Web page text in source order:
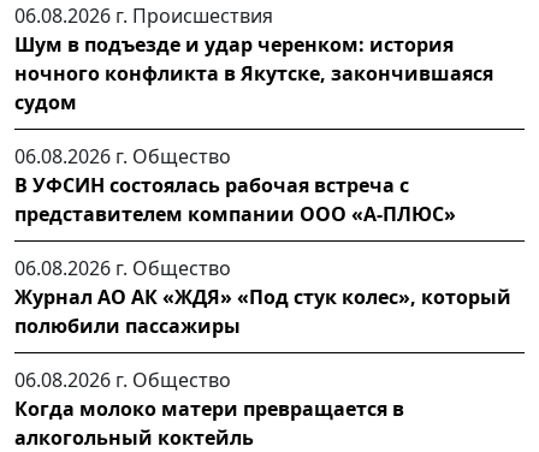
06.08.2026 г. Происшествия
Шум в подъезде и удар черенком: история
ночного конфликта в Якутске, закончившаяся
судом
06.08.2026 г. Общество
В УФСИН состоялась рабочая встреча с
представителем компании ООО «А-ПЛЮС»
06.08.2026 г. Общество
Журнал АО АК «ЖДЯ» «Под стук колес», который
полюбили пассажиры
06.08.2026 г. Общество
Когда молоко матери превращается в
алкогольный коктейль